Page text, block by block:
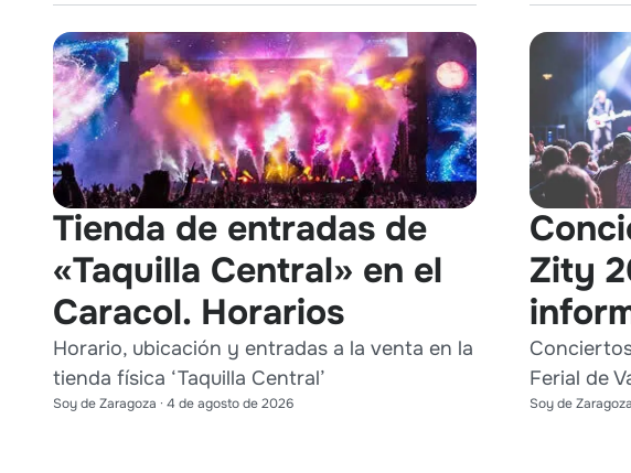
Tienda de entradas de
«Taquilla Central» en el
Caracol. Horarios
Horario, ubicación y entradas a la venta en la
tienda física ‘Taquilla Central’
Soy de Zaragoza · 4 de agosto de 2026
Zity
Ferial de
Soy de Zaragoza